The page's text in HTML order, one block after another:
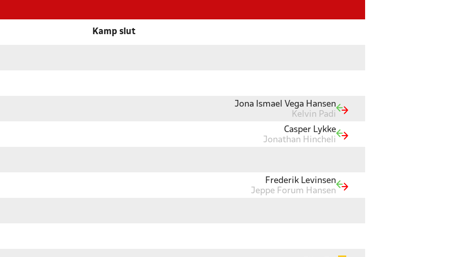
Kamp slut
Jona Ismael Vega Hansen
Kelvin Padi
Casper Lykke
Jonathan Hincheli
Frederik Levinsen
Jeppe Forum Hansen